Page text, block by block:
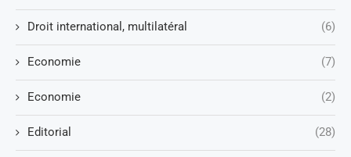
Droit international, multilatéral (6)
Economie (7)
Economie (2)
Editorial (28)